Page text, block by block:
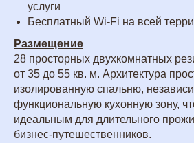
услуги
Бесплатный Wi-Fi на всей
Размещение
28 просторных двухкомнатных
от 35 до 55 кв. м. Архитектура
изолированную спальню,
функциональную кухонную зону,
идеальным для длительного
бизнес-путешественников.